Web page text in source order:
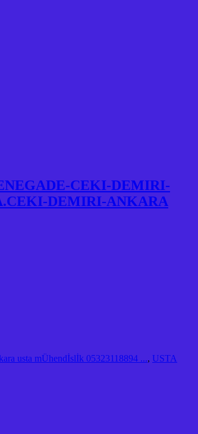
CEKI-DEMIRI-
DEMIRI-ANKARA
usta mÜhendİslİk 05323118894 ..., USTA